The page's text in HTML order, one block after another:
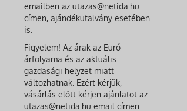
emailben az utazas@netida.hu
címen, ajándékutalvány esetében
is.
Figyelem! Az árak az Euró
árfolyama és az aktuális
gazdasági helyzet miatt
változhatnak. Ezért kérjük,
vásárlás előtt kérjen ajánlatot az
utazas@netida.hu email címen